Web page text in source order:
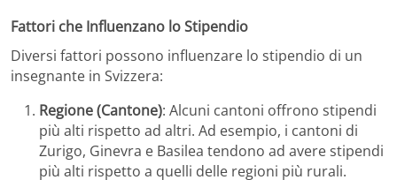
Fattori che Influenzano lo Stipendio
Diversi fattori possono influenzare lo stipendio di un
insegnante in Svizzera:
Regione (Cantone): Alcuni cantoni offrono stipendi
più alti rispetto ad altri. Ad esempio, i cantoni di
Zurigo, Ginevra e Basilea tendono ad avere stipendi
più alti rispetto a quelli delle regioni più rurali.